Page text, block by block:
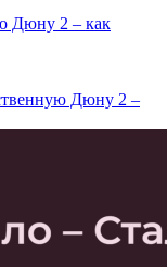
Дюну 2 – как
Дюну 2 –